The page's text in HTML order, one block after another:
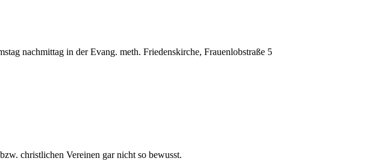
nachmittag in der Evang. meth. Friedenskirche, Frauenlobstraße 5
christlichen Vereinen gar nicht so bewusst.